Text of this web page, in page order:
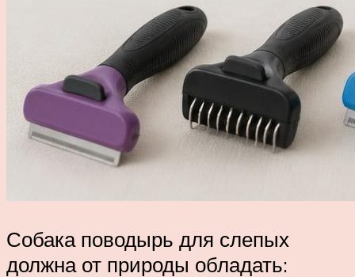
Собака поводырь для слепых
должна от природы обладать: